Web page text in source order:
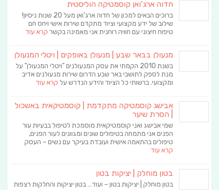
חדוה ארג’ואן קוסמטיקה הוליסטית
ברוכים הבאים למכון של חדוה ארג'ואן מעל 20 שנות ניסיון!
שילוב של ידע מקצועי וציוד מתקדם שירות אישי ויחס חם
טיפוח חיצוני עם חוויה רוחנית אני מאמינה בקשר קרא עוד
מנעולן בבאר שבע | מנעולן באופקים | ויטלי המנעולן
בשנת 2010 הקמתי את עסק המנעולנים "ויטלי המנעולן" על
מנת לספק לתושבי באר שבע הדרום שירות מנעולנים אדיב
ומקצועי. ברשותי כל הציוד והידע הנדרש על קרא עוד
אבישג קוסמטיקה מתקדמת | קוסמטיקאית באשכול
| הסרת שיער
שמי אבישג ואני קוסמטיקאית מוסמכת לטיפול בבעיות עור
הפנים אני מתמחה בטיפולים שונים ומגוונים לעור הפנים,
טיפולים בהתאמה אישית ועובדת בעיקר עם נשים – העסק
קרא עוד
בטון מוחלק | יציקות בטון
בטון מוחלק | יציקות בטון – ועוד… בטון יציקות והחלקות רצפות